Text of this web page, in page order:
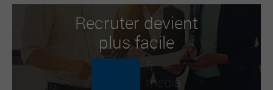
Recruter devient
plus facile